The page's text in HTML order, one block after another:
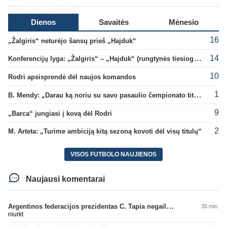
Dienos Savaitės Mėnesio
„Žalgiris“ neturėjo šansų prieš „Hajduk“ 16
Konferencijų lyga: „Žalgiris“ – „Hajduk“ (rungtynės tiesiogiai) 14
Rodri apsisprendė dėl naujos komandos 10
B. Mendy: „Darau ką noriu su savo pasaulio čempionato titulu“ 1
„Barca“ jungiasi į kovą dėl Rodri 9
M. Arteta: „Turime ambiciją kitą sezoną kovoti dėl visų titulų“ 2
VISOS FUTBOLO NAUJIENOS
Naujausi komentarai
Argentinos federacijos prezidentas C. Tapia negailėjo pagyrų G. Infantino 35 min.
niurkt